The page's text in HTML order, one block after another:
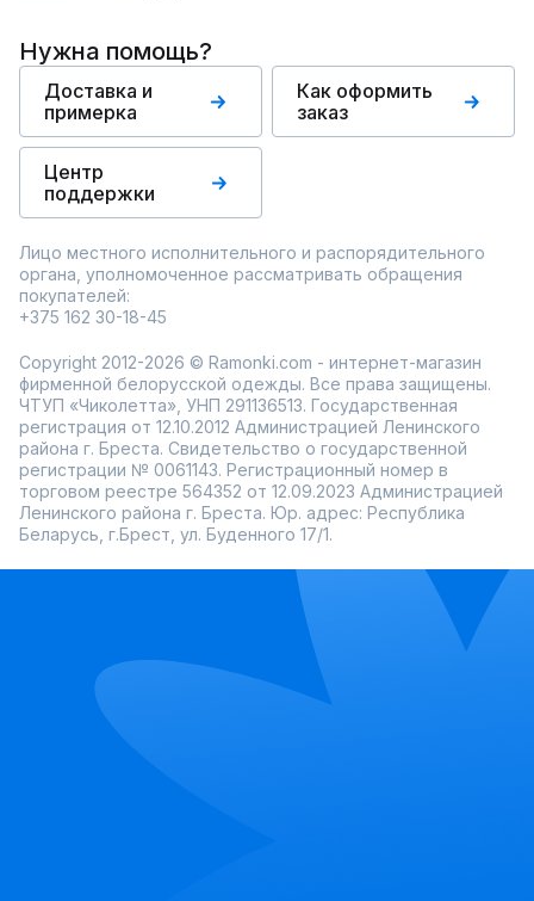
Нужна помощь?
Доставка и
примерка
Как оформить
заказ
Центр
поддержки
Лицо местного исполнительного и распорядительного
органа, уполномоченное рассматривать обращения
покупателей:
+375 162 30-18-45
Copyright 2012-2026 © Ramonki.com - интернет-магазин
фирменной белорусской одежды. Все права защищены.
ЧТУП «Чиколетта», УНП 291136513. Государственная
регистрация от 12.10.2012 Администрацией Ленинского
района г. Бреста. Свидетельство о государственной
регистрации № 0061143. Регистрационный номер в
торговом реестре 564352 от 12.09.2023 Администрацией
Ленинского района г. Бреста. Юр. адрес: Республика
Беларусь, г.Брест, ул. Буденного 17/1.